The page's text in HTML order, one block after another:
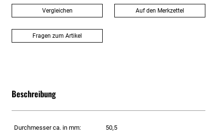
Vergleichen Auf den Merkzettel
Fragen zum Artikel
Beschreibung
Durchmesser ca. in mm:
50,5